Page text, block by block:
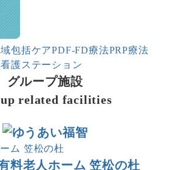
包括ケアPDF-FD療法PRP療法
護ステーション
グループ施設
related facilities